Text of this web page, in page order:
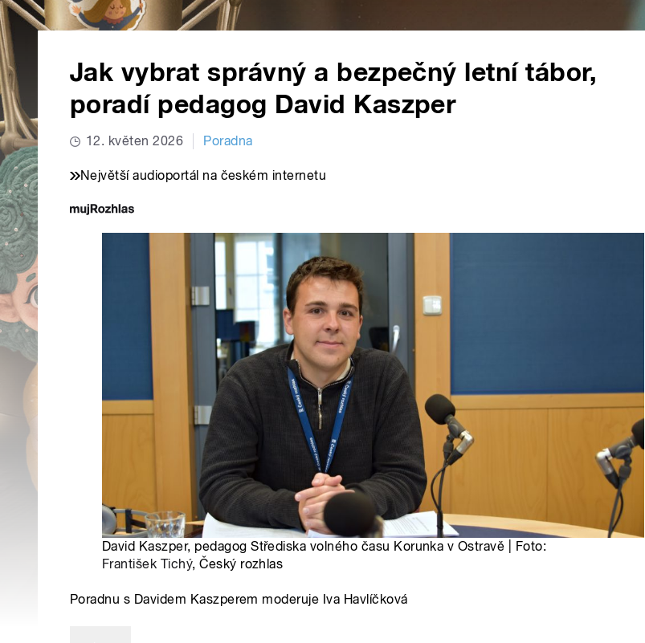
Jak vybrat správný a bezpečný letní tábor,
poradí pedagog David Kaszper
12. květen 2026 Poradna
Největší audioportál na českém internetu
David Kaszper, pedagog Střediska volného času Korunka v Ostravě | Foto:
František Tichý, Český rozhlas
Poradnu s Davidem Kaszperem moderuje Iva Havlíčková